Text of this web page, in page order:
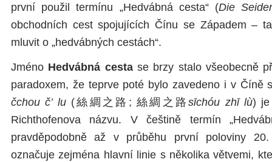
první použil termínu „Hedvábná cesta“ (Die
obchodních cest spojujících Čínu se Západem –
mluvit o „hedvábných cestách“.
Jméno Hedvábná cestase brzy stalo všeobecně
paradoxem, že teprve poté bylo zavedeno i v Číně
čchou č’ lu(絲綢之路; 絲綢之路sīchóu zhī lù) je
Richthofenova názvu. V češtině termín
pravděpodobně až v průběhu první poloviny
označuje zejména hlavní linie s několika větvemi,